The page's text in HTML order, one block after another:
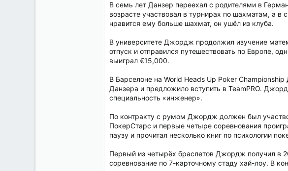
В семь лет Данзер переехал с родителями в
возрасте участвовал в турнирах по шахматам, а
нравится ему больше шахмат, он ушёл из клуба.
В университете Джордж продолжил изучение
отпуск и отправился путешествовать по Европе,
выиграл €15,000.
В Барселоне на World Heads Up Poker
Данзера и предложило вступить в TeamPRO.
специальность «инженер».
По контракту с румом Джордж должен был
ПокерСтарс и первые четыре соревнования
паузу и прочитал несколько книг по психологии
Первый из четырёх браслетов Джордж получил в
соревнование по 7-карточному стаду хай-лоу. В